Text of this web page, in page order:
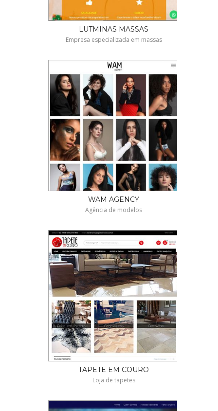
LUTMINAS MASSAS
Empresa especializada em massas
WAM AGENCY
Agência de modelos
TAPETE EM COURO
Loja de tapetes